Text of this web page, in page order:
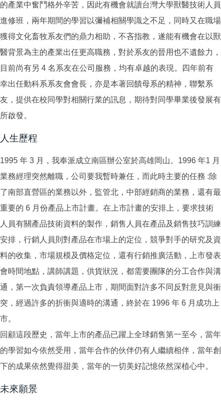
的產業中奮鬥格外辛苦，因此有機會就讀台灣大學獸醫技術人員
進修班，兩年期間的學習以彌補相關學識之不足，同時又在職場
獲得文化畜牧系友們的鼎力相助，不吝指教，遂能有機會在以獸
醫背景為主的產業出任更高職務，對於系友的晉用也不遺餘力，
目前尚有另 4 名系友在公司服務，均有卓越的表現。四年前有
幸出任動科系系友會會長，亦是本著回饋母系的精神，聯繫系
友，提供在校同學對相關行業的訊息，期待對同學畢業後發展有
所啟發。
人生歷程
1995 年 3 月，我奉派成立南區辦公室於高雄岡山。1996 年1 月
業務經理突然離職，公司要我暫時兼任，而此時主要的任務 :除
了南部直營區的業務以外，監管北，中部經銷商的業務，還有最
重要的 6 月份產品上市計畫。在上市計畫的安排上，要求技術
人員有關產品技術資料的製作，銷售人員在產品及銷售技巧訓練
安排，行銷人員則對產品在市場上的定位，競爭對手的研究及資
料的收集，市場規模及價格定位，還有行銷推廣活動，上市發表
會時間地點，講師講題，供貨狀況，都需要團隊的分工合作與溝
通，第一次負責領導產品上市，期間面對許多不同反對意見與衝
突，經過許多的折衝與適時的溝通，終於在 1996 年 6 月成功上
市。
回顧這段歷史，當年上市的產品已躍上全球銷售第一至今，當年
的學習如今依然受用，當年合作的伙伴仍有人繼續相伴，當年創
下的成果依然覺得甜美，當年的一切美好記憶依然深植心中。
未來願景